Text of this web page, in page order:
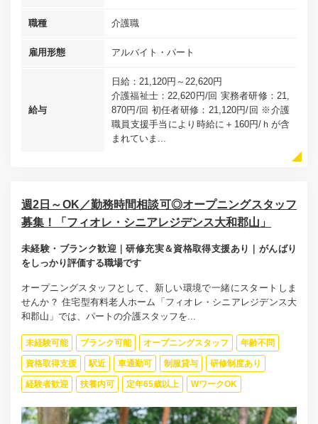
職種 介護職
雇用形態 アルバイト・パート
給与
日給：21,120円～22,620円
介護福祉士：22,620円/回 実務者研修：21,
870円/回 初任者研修：21,120円/回 ※介護
職員支援手当により時給に＋160円/ｈが含
まれていま...
週2日～OK／勤務時間相談可◎オープニングスタッフ
募集！「フィオレ・シニアレジデンス大和郡山」
未経験・ブランク歓迎｜研修充実＆資格取得支援あり｜がんばり
をしっかり評価する職場です
オープニングスタッフとして、新しい環境で一緒にスタートしま
せんか？ 住宅型有料老人ホーム「フィオレ・シニアレジデンス大
和郡山」では、パートの介護スタッフを...
未経験可能 ブランク可能 オープニングスタッフ 年齢不問
資格取得支援 駅近 車通勤可 制服貸与 研修制度あり
経験者歓迎 扶養内可 定年65歳以上 WワークOK